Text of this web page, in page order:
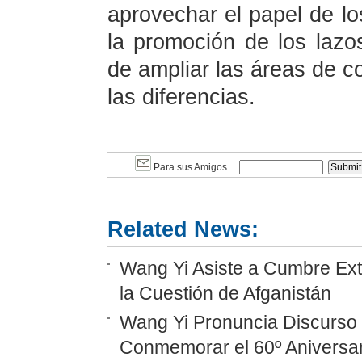
aprovechar el papel de
la promoción de los
de ampliar las áreas de
las diferencias.
Para sus Amigos
Related News:
Wang Yi Asiste a Cumbre
la Cuestión de Afganistán
Wang Yi Pronuncia
Conmemorar el 60º